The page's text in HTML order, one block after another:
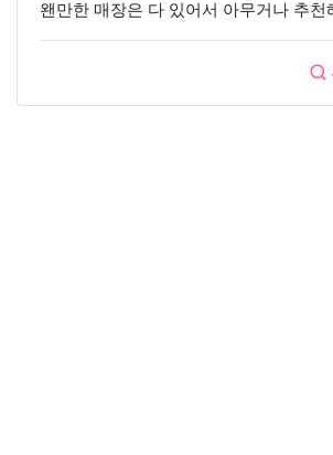
왠만한 매장은 다 있어서 아무거나 추천